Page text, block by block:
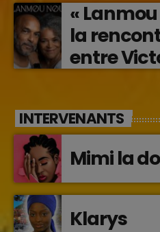
«
la
entre
INTERVENANTS
Mimi la
Klarys